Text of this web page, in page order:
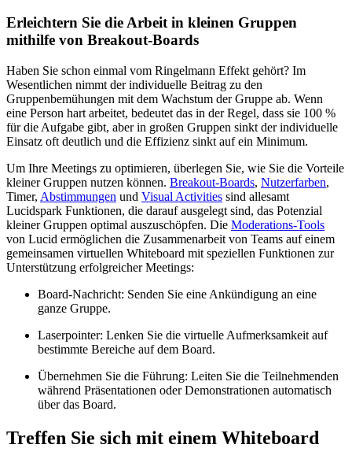
Erleichtern Sie die Arbeit in kleinen Gruppen
mithilfe von Breakout-Boards
Haben Sie schon einmal vom Ringelmann Effekt gehört? Im
Wesentlichen nimmt der individuelle Beitrag zu den
Gruppenbemühungen mit dem Wachstum der Gruppe ab. Wenn
eine Person hart arbeitet, bedeutet das in der Regel, dass sie 100 %
für die Aufgabe gibt, aber in großen Gruppen sinkt der individuelle
Einsatz oft deutlich und die Effizienz sinkt auf ein Minimum.
Um Ihre Meetings zu optimieren, überlegen Sie, wie Sie die Vorteile
kleiner Gruppen nutzen können. Breakout-Boards, Nutzerfarben,
Timer, Abstimmungen und Visual Activities sind allesamt
Lucidspark Funktionen, die darauf ausgelegt sind, das Potenzial
kleiner Gruppen optimal auszuschöpfen. Die Moderations-Tools
von Lucid ermöglichen die Zusammenarbeit von Teams auf einem
gemeinsamen virtuellen Whiteboard mit speziellen Funktionen zur
Unterstützung erfolgreicher Meetings:
Board-Nachricht: Senden Sie eine Ankündigung an eine
ganze Gruppe.
Laserpointer: Lenken Sie die virtuelle Aufmerksamkeit auf
bestimmte Bereiche auf dem Board.
Übernehmen Sie die Führung: Leiten Sie die Teilnehmenden
während Präsentationen oder Demonstrationen automatisch
über das Board.
Treffen Sie sich mit einem Whiteboard